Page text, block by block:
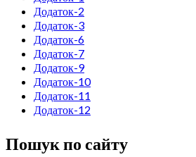
Додаток-2
Додаток-3
Додаток-6
Додаток-7
Додаток-9
Додаток-10
Додаток-11
Додаток-12
Пошук по сайту